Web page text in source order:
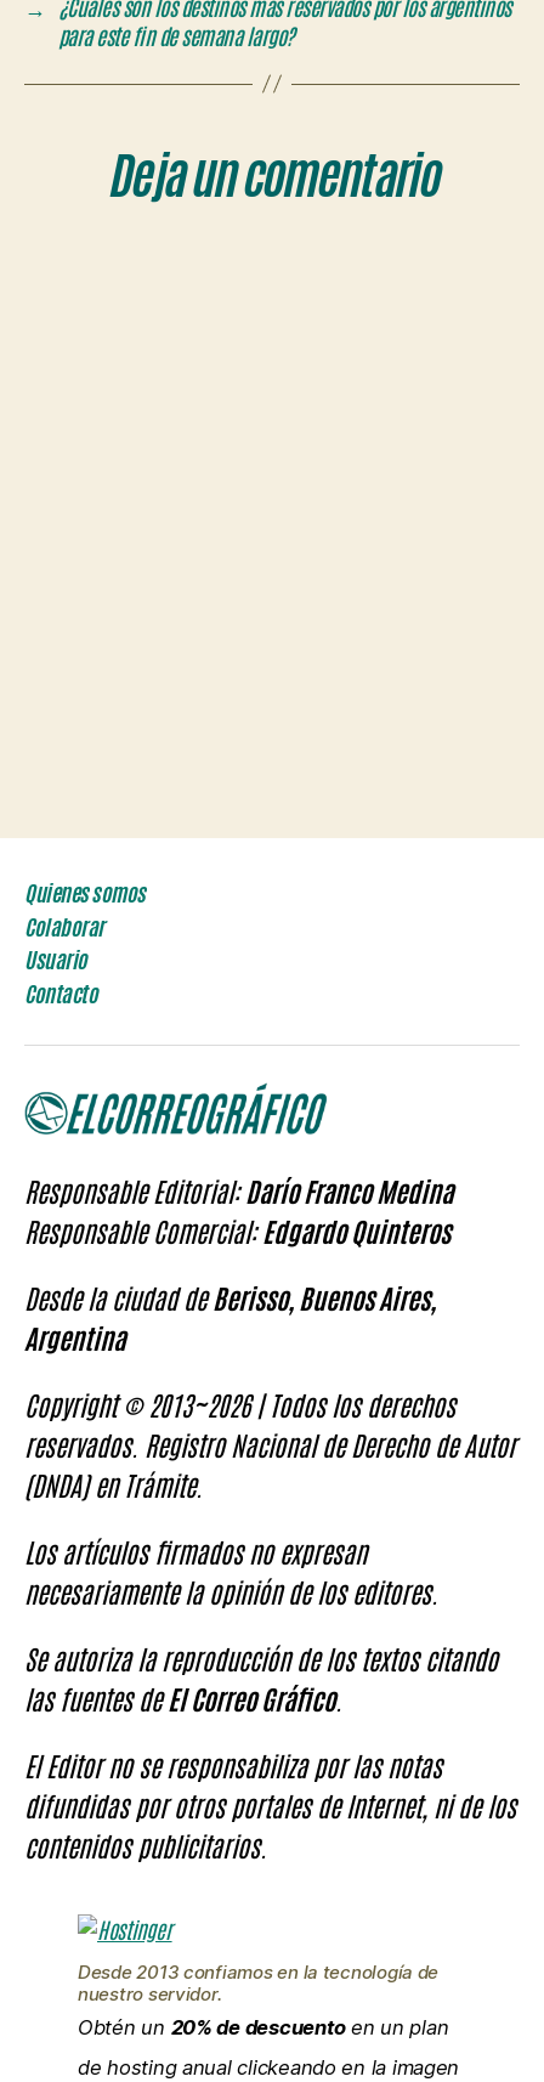
para este fin de semana largo?
Deja un comentario
Quienes somos
Colaborar
Usuario
Contacto
Responsable Editorial:Darío Franco Medina
Responsable Comercial:Edgardo Quinteros
Desde la ciudad deBerisso, Buenos Aires,
Argentina
Copyright © 2013~2026 | Todos los derechos
reservados. Registro Nacional de Derecho de Autor
(DNDA) en Trámite.
Los artículos firmados no expresan
necesariamente la opinión de los editores.
Se autoriza la reproducción de los textos citando
las fuentes deEl Correo Gráfico.
El Editor no se responsabiliza por las notas
difundidas por otros portales de Internet, ni de los
contenidos publicitarios.
Desde 2013 confiamos en la tecnología de
nuestro servidor.
Obtén un 20% de descuentoen un plan
de hosting anual clickeando en la imagen